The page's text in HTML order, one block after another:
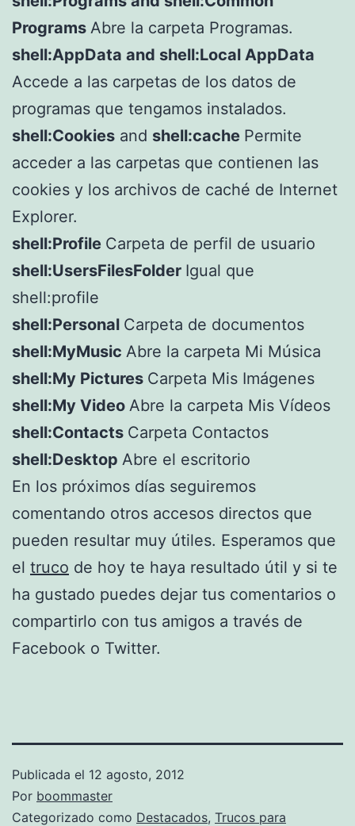
Programs Abre la carpeta Programas.
shell:AppData and shell:Local AppData
Accede a las carpetas de los datos de
programas que tengamos instalados.
shell:Cookies and shell:cache Permite
acceder a las carpetas que contienen las
cookies y los archivos de caché de Internet
Explorer.
shell:Profile Carpeta de perfil de usuario
shell:UsersFilesFolder Igual que
shell:profile
shell:Personal Carpeta de documentos
shell:MyMusic Abre la carpeta Mi Música
shell:My Pictures Carpeta Mis Imágenes
shell:My Video Abre la carpeta Mis Vídeos
shell:Contacts Carpeta Contactos
shell:Desktop Abre el escritorio
En los próximos días seguiremos
comentando otros accesos directos que
pueden resultar muy útiles. Esperamos que
el truco de hoy te haya resultado útil y si te
ha gustado puedes dejar tus comentarios o
compartirlo con tus amigos a través de
Facebook o Twitter.
Publicada el 12 agosto, 2012
Por boommaster
Categorizado como Destacados, Trucos para